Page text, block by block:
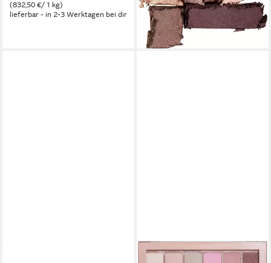
(832,50 €/ 1 kg)
lieferbar - in 2-3 Werktagen bei dir
(1.331,67 €/ 1 kg)
lieferbar - in 2-3 Werktagen bei dir